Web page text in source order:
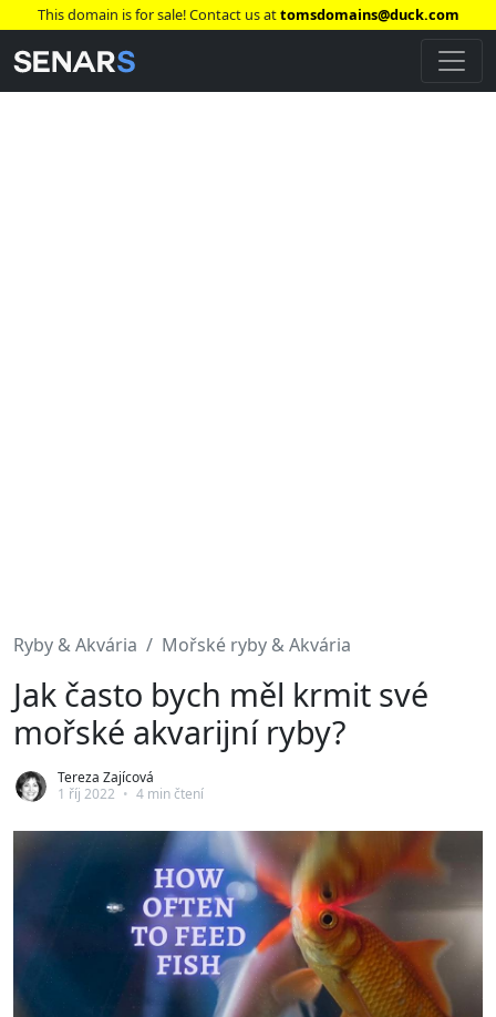
This domain is for sale! Contact us attomsdomains@duck.com
Ryby & Akvária Mořské ryby & Akvária
Jak často bych měl krmit své
mořské akvarijní ryby?
Tereza Zajícová
1 říj 2022 • 4 min čtení